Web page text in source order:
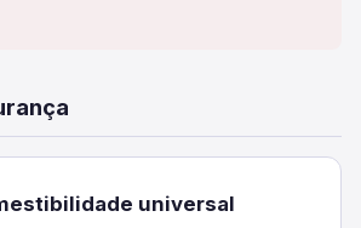
universal